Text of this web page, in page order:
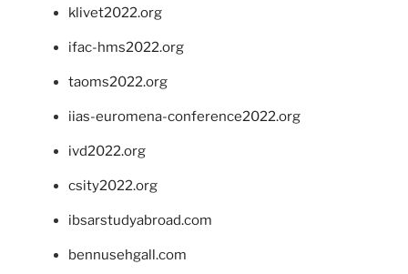
klivet2022.org
ifac-hms2022.org
taoms2022.org
iias-euromena-conference2022.org
ivd2022.org
csity2022.org
ibsarstudyabroad.com
bennusehgall.com